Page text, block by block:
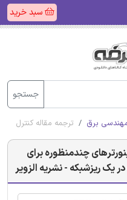
سبد خرید
جستجو
برق ترجمه مقاله کنترل
چندمنظوره برای
یک ریزشبکه - نشریه الزویر